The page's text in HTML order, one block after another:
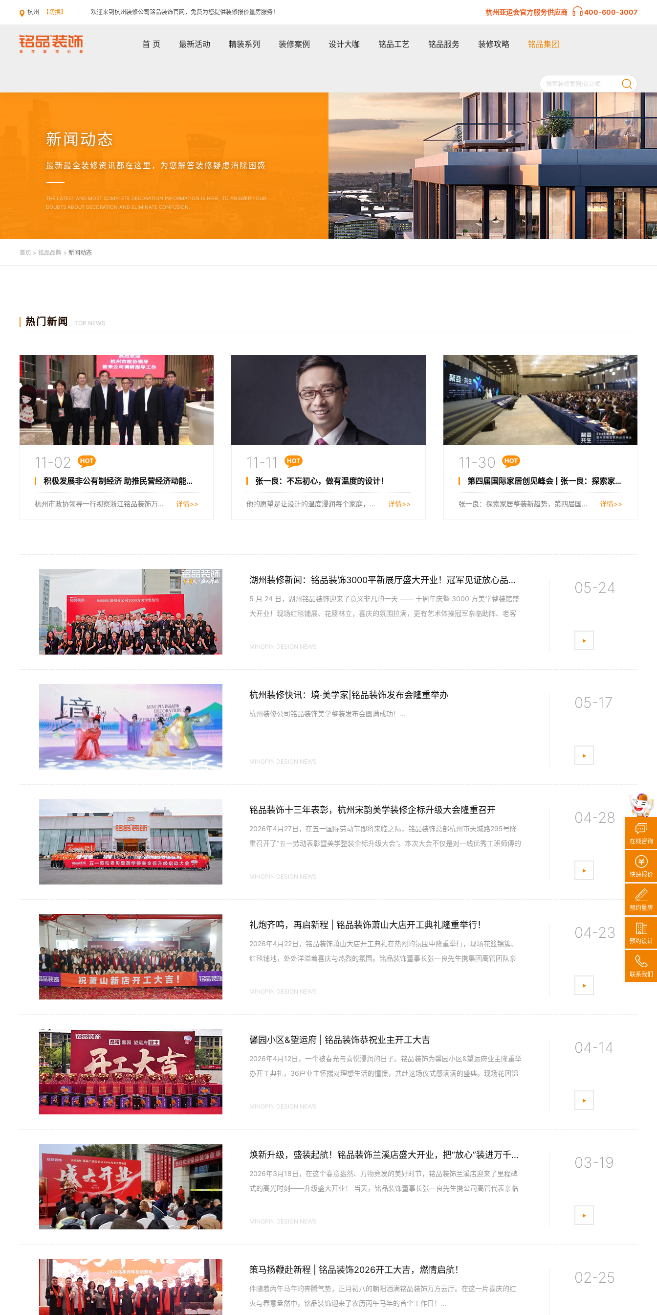
杭州 【切换】 欢迎来到杭州装修公司铭品装饰官网，免费为您提供装修报价量房服务！ 杭州亚运会官方服务供应商 400-600-3007
首 页 最新活动 精装系列 装修案例 设计大咖 铭品工艺 铭品服务 装修攻略 铭品集团
新闻动态
最新最全装修资讯都在这里，为您解答装修疑虑消除困惑
THE LATEST AND MOST COMPLETE DECORATION INFORMATION IS HERE, TO ANSWER YOUR
DOUBTS ABOUT DECORATION AND ELIMINATE CONFUSION.
首页 > 铭品品牌 > 新闻动态
热门新闻 TOP NEWS
11-02
积极发展非公有制经济 助推民营经济动能优势形成
杭州市政协领导一行视察浙江铭品装饰万方精装展厅... 详情>>
11-11
张一良：不忘初心，做有温度的设计！
他的愿望是让设计的温度浸润每个家庭，即使站在高处都不忘初心，他就是家装设计大师——张一良。... 详情>>
11-30
第四届国际家居创见峰会 | 张一良：探索家居整装新趋势
张一良：探索家居整装新趋势，第四届国际家居创见峰会... 详情>>
湖州装修新闻：铭品装饰3000平新展厅盛大开业！冠军见证放心品质！
5 月 24 日，湖州铭品装饰迎来了意义非凡的一天 —— 十周年庆暨 3000 方美学整装馆盛
大开业！现场红毯铺展、花篮林立，喜庆的氛围拉满，更有艺术体操冠军亲临助阵、老客
MINGPIN DESIGN NEWS
05-24
杭州装修快讯：境·美学家|铭品装饰发布会隆重举办
杭州装修公司铭品装饰美学整装发布会圆满成功！...
MINGPIN DESIGN NEWS
05-17
铭品装饰十三年表彰，杭州宋韵美学装修企标升级大会隆重召开
2026年4月27日，在五一国际劳动节即将来临之际，铭品装饰总部杭州市天城路295号隆
重召开了“五一劳动表彰暨美学整装企标升级大会”。本次大会不仅是对一线优秀工班师傅的
MINGPIN DESIGN NEWS
04-28
礼炮齐鸣，再启新程 | 铭品装饰萧山大店开工典礼隆重举行！
2026年4月22日，铭品装饰萧山大店开工典礼在热烈的氛围中隆重举行，现场花篮锦簇、
红毯铺地，处处洋溢着喜庆与热烈的氛围。铭品装饰董事长张一良先生携集团高管团队亲
MINGPIN DESIGN NEWS
04-23
馨园小区&望运府 | 铭品装饰恭祝业主开工大吉
2026年4月12日，一个被春光与喜悦浸润的日子。铭品装饰为馨园小区&望运府业主隆重举
办开工典礼，36户业主怀揣对理想生活的憧憬，共赴这场仪式感满满的盛典。现场花团锦
MINGPIN DESIGN NEWS
04-14
焕新升级，盛装起航！铭品装饰兰溪店盛大开业，把“放心”装进万千家庭！
2026年3月18日，在这个春意盎然、万物竞发的美好时节，铭品装饰兰溪店迎来了里程碑
式的高光时刻——升级盛大开业！ 当天，铭品装饰董事长张一良先生携公司高管代表亲临
MINGPIN DESIGN NEWS
03-19
策马扬鞭赴新程 | 铭品装饰2026开工大吉，燃情启航！
伴随着丙午马年的奔腾气势，正月初八的朝阳洒满铭品装饰万方云厅。在这一片喜庆的红
火与春意盎然中，铭品装饰迎来了农历丙午马年的首个工作日！...
02-25
在线咨询
快速报价
预约量房
预约设计
联系我们